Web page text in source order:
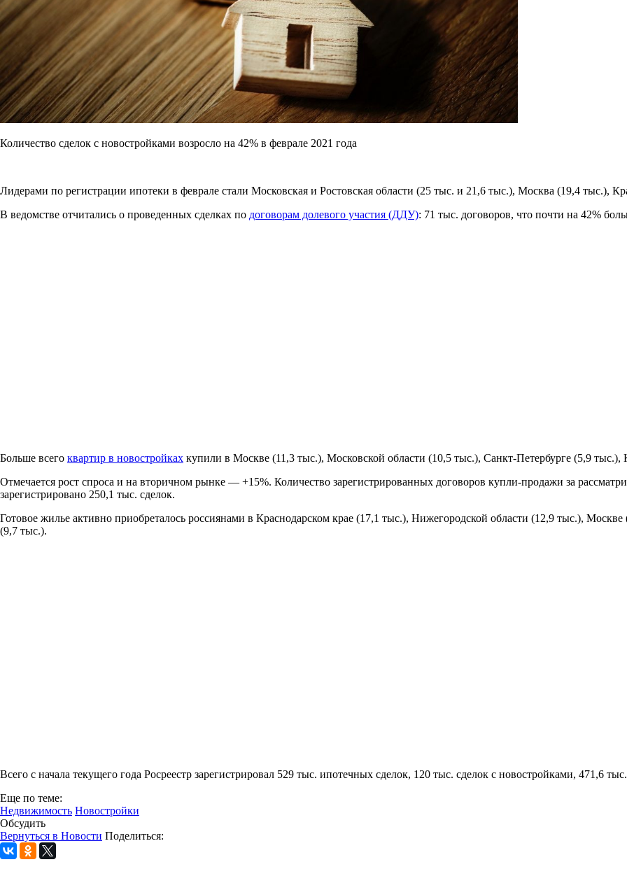
Количество сделок с новостройками возросло на 42% в феврале 2021 года
Лидерами по регистрации ипотеки в феврале стали Московская и Ростовская области (25 тыс. и 21,6 тыс.), Москва (19,4 тыс.),
В ведомстве отчитались о проведенных сделках по договорам долевого участия (ДДУ): 71 тыс. договоров, что почти на 42%
Больше всего квартир в новостройках купили в Москве (11,3 тыс.), Московской области (10,5 тыс.), Санкт-Петербурге (5,9
Отмечается рост спроса и на вторичном рынке — +15%. Количество зарегистрированных договоров купли-продажи за
зарегистрировано 250,1 тыс. сделок.
Готовое жилье активно приобреталось россиянами в Краснодарском крае (17,1 тыс.), Нижегородской области (12,9 тыс.),
(9,7 тыс.).
Всего с начала текущего года Росреестр зарегистрировал 529 тыс. ипотечных сделок, 120 тыс. сделок с новостройками, 471,6
Еще по теме:
Недвижимость Новостройки
Обсудить
Вернуться в Новости Поделиться: